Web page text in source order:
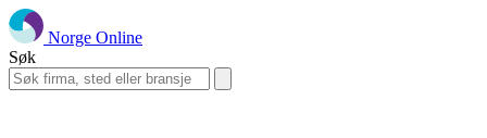
Norge Online
Søk